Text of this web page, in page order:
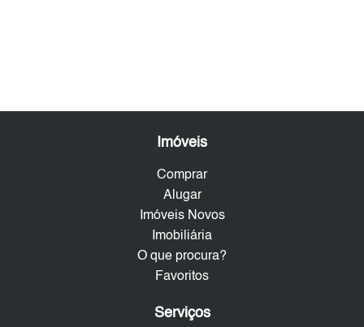
Imóveis
Comprar
Alugar
Imóveis Novos
Imobiliária
O que procura?
Favoritos
Serviços